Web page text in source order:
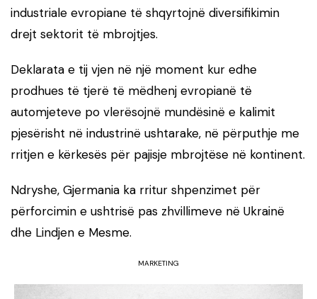
industriale evropiane të shqyrtojnë diversifikimin
drejt sektorit të mbrojtjes.
Deklarata e tij vjen në një moment kur edhe
prodhues të tjerë të mëdhenj evropianë të
automjeteve po vlerësojnë mundësinë e kalimit
pjesërisht në industrinë ushtarake, në përputhje me
rritjen e kërkesës për pajisje mbrojtëse në kontinent.
Ndryshe, Gjermania ka rritur shpenzimet për
përforcimin e ushtrisë pas zhvillimeve në Ukrainë
dhe Lindjen e Mesme.
MARKETING